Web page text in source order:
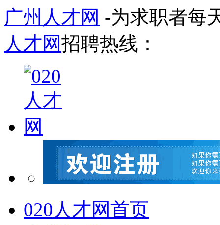
广州人才网 -为求职者每
人才网招聘热线：
020人才网首页